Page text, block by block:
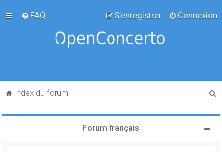
FAQ Connexion
S’enregistrer
Index du forum
Forum français